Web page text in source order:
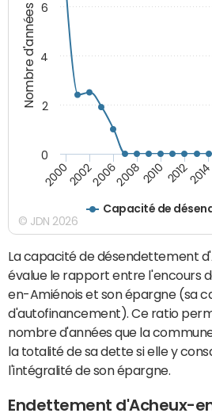
Nombre d'années
Capacité de
20002002200620082010 20122014
0
2
4
6
© JDN 2026
La capacité de désendettement
évalue le rapport entre l'encours
en-Amiénois et son épargne (sa
d'autofinancement). Ce ratio
nombre d'années que la
la totalité de sa dette si elle y
l'intégralité de son épargne.
Endettement d'Acheux-